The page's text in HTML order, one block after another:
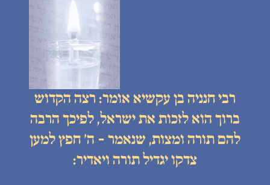
רבי חנניה בן עקשיא אומר: רצה הקדוש
ברוך הוא לזכות את ישראל, לפיכך הרבה
להם תורה ומצות, שנאמר - ה׳ חפץ למען
צדקו יגדיל תורה ויאדיר: